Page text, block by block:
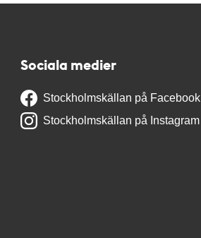
Sociala medier
Stockholmskällan på Facebook
Stockholmskällan på Instagram